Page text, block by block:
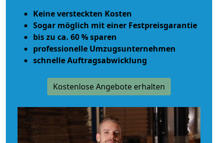
Keine versteckten Kosten
Sogar möglich mit einer Festpreisgarantie
bis zu ca. 60 % sparen
professionelle Umzugsunternehmen
schnelle Auftragsabwicklung
Kostenlose Angebote erhalten